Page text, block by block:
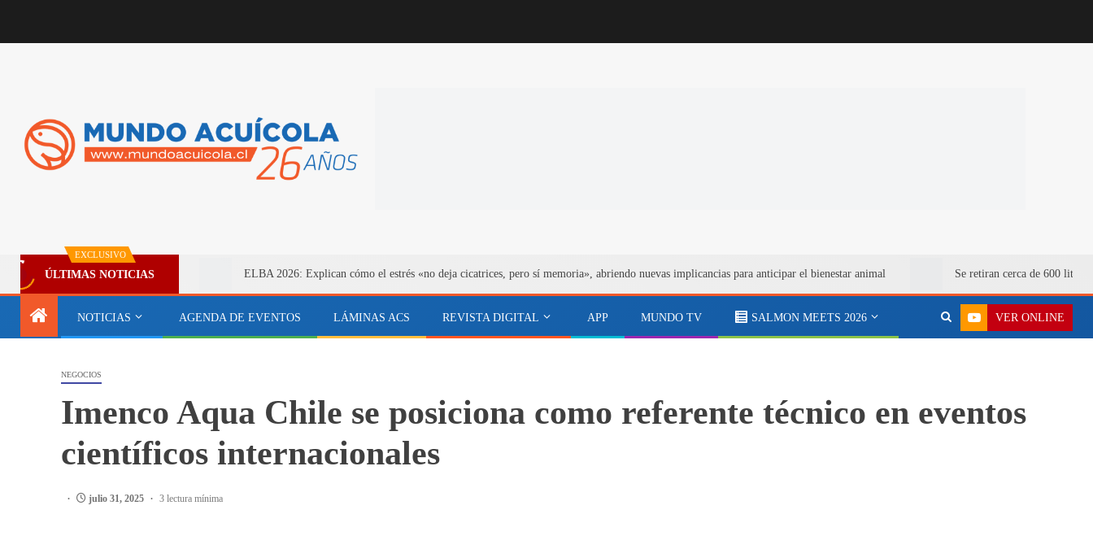
EXCLUSIVO
ÚLTIMAS NOTICIAS ELBA 2026: Explican cómo el estrés «no deja cicatrices, pero sí memoria», abriendo nuevas implicancias para anticipar el bienestar animal Se retiran cerca de 600 litros
NOTICIAS AGENDA DE EVENTOS LÁMINAS ACS REVISTA DIGITAL APP MUNDO TV SALMON MEETS 2026 VER ONLINE
NEGOCIOS
Imenco Aqua Chile se posiciona como referente técnico en eventos
científicos internacionales
julio 31, 2025 3 lectura mínima